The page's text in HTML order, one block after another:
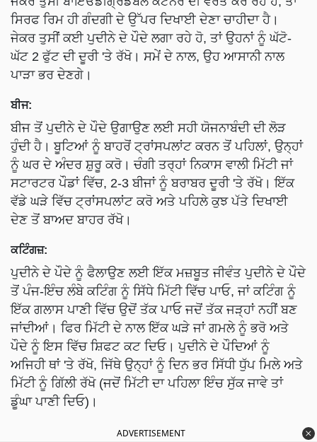
ਸਿਰਫ ਰਿਮ ਹੀ ਗੰਦਗੀ ਦੇ ਉੱਪਰ ਦਿਖਾਈ ਦੇਣਾ ਚਾਹੀਦਾ ਹੈ।
ਜੇਕਰ ਤੁਸੀਂ ਕਈ ਪੁਦੀਨੇ ਦੇ ਪੌਦੇ ਲਗਾ ਰਹੇ ਹੋ, ਤਾਂ ਉਹਨਾਂ ਨੂੰ ਘੱਟੋ-
ਘੱਟ 2 ਫੁੱਟ ਦੀ ਦੂਰੀ 'ਤੇ ਰੱਖੋ। ਸਮੇਂ ਦੇ ਨਾਲ, ਉਹ ਆਸਾਨੀ ਨਾਲ
ਪਾੜਾ ਭਰ ਦੇਣਗੇ।
ਬੀਜ:
ਬੀਜ ਤੋਂ ਪੁਦੀਨੇ ਦੇ ਪੌਦੇ ਉਗਾਉਣ ਲਈ ਸਹੀ ਯੋਜਨਾਬੰਦੀ ਦੀ ਲੋੜ
ਹੁੰਦੀ ਹੈ। ਬੂਟਿਆਂ ਨੂੰ ਬਾਹਰੋਂ ਟ੍ਰਾਂਸਪਲਾਂਟ ਕਰਨ ਤੋਂ ਪਹਿਲਾਂ, ਉਨ੍ਹਾਂ
ਨੂੰ ਘਰ ਦੇ ਅੰਦਰ ਸ਼ੁਰੂ ਕਰੋ। ਚੰਗੀ ਤਰ੍ਹਾਂ ਨਿਕਾਸ ਵਾਲੀ ਮਿੱਟੀ ਜਾਂ
ਸਟਾਰਟਰ ਪੌਡਾਂ ਵਿੱਚ, 2-3 ਬੀਜਾਂ ਨੂੰ ਬਰਾਬਰ ਦੂਰੀ 'ਤੇ ਰੱਖੋ। ਇੱਕ
ਵੱਡੇ ਘੜੇ ਵਿੱਚ ਟ੍ਰਾਂਸਪਲਾਂਟ ਕਰੋ ਅਤੇ ਪਹਿਲੇ ਕੁਝ ਪੱਤੇ ਦਿਖਾਈ
ਦੇਣ ਤੋਂ ਬਾਅਦ ਬਾਹਰ ਰੱਖੋ।
ਕਟਿੰਗਜ਼:
ਪੁਦੀਨੇ ਦੇ ਪੌਦੇ ਨੂੰ ਫੈਲਾਉਣ ਲਈ ਇੱਕ ਮਜ਼ਬੂਤ ਜੀਵੰਤ ਪੁਦੀਨੇ ਦੇ ਪੌਦੇ
ਤੋਂ ਪੰਜ-ਇੰਚ ਲੰਬੇ ਕਟਿੰਗ ਨੂੰ ਸਿੱਧੇ ਮਿੱਟੀ ਵਿੱਚ ਪਾਓ, ਜਾਂ ਕਟਿੰਗ ਨੂੰ
ਇੱਕ ਗਲਾਸ ਪਾਣੀ ਵਿੱਚ ਉਦੋਂ ਤੱਕ ਪਾਓ ਜਦੋਂ ਤੱਕ ਜੜ੍ਹਾਂ ਨਹੀਂ ਬਣ
ਜਾਂਦੀਆਂ। ਫਿਰ ਮਿੱਟੀ ਦੇ ਨਾਲ ਇੱਕ ਘੜੇ ਜਾਂ ਗਮਲੇ ਨੂੰ ਭਰੋ ਅਤੇ
ਪੌਦੇ ਨੂੰ ਇਸ ਵਿੱਚ ਸ਼ਿਫਟ ਕਟ ਦਿਓ। ਪੁਦੀਨੇ ਦੇ ਪੌਦਿਆਂ ਨੂੰ
ਅਜਿਹੀ ਥਾਂ 'ਤੇ ਰੱਖੋ, ਜਿੱਥੇ ਉਨ੍ਹਾਂ ਨੂੰ ਦਿਨ ਭਰ ਸਿੱਧੀ ਧੁੱਪ ਮਿਲੇ ਅਤੇ
ਮਿੱਟੀ ਨੂੰ ਗਿੱਲੀ ਰੱਖੋ (ਜਦੋਂ ਮਿੱਟੀ ਦਾ ਪਹਿਲਾ ਇੰਚ ਸੁੱਕ ਜਾਵੇ ਤਾਂ
ਡੂੰਘਾ ਪਾਣੀ ਦਿਓ)।
ADVERTISEMENT